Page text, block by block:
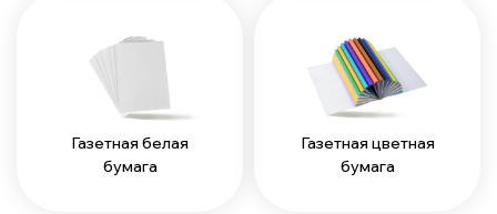
Газетная белая
бумага
Газетная цветная
бумага